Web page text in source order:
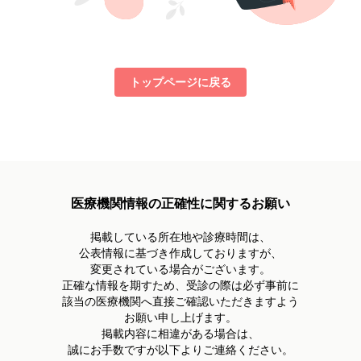
トップページに戻る
医療機関情報の正確性に関するお願い
掲載している所在地や診療時間は、
公表情報に基づき作成しておりますが、
変更されている場合がございます。
正確な情報を期すため、受診の際は必ず事前に
該当の医療機関へ直接ご確認いただきますよう
お願い申し上げます。
掲載内容に相違がある場合は、
誠にお手数ですが以下よりご連絡ください。